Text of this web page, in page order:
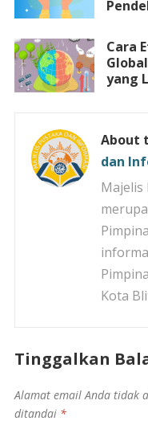
Cara
yang
About
dan
Majelis
Kota
Tinggalkan
Alamat email Anda tidak
ditandai *